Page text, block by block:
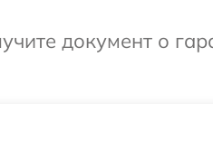
документ о